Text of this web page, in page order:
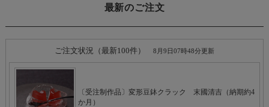
最新のご注文